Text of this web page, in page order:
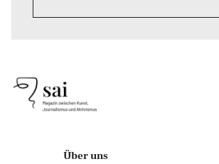
Über uns